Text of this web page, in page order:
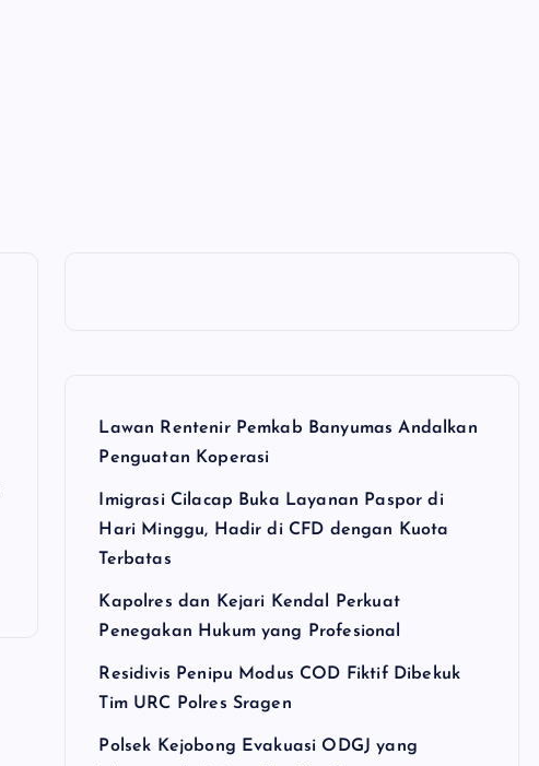
Lawan Rentenir Pemkab Banyumas Andalkan
Penguatan Koperasi
Imigrasi Cilacap Buka Layanan Paspor di
Hari Minggu, Hadir di CFD dengan Kuota
Terbatas
Kapolres dan Kejari Kendal Perkuat
Penegakan Hukum yang Profesional
Residivis Penipu Modus COD Fiktif Dibekuk
Tim URC Polres Sragen
Polsek Kejobong Evakuasi ODGJ yang